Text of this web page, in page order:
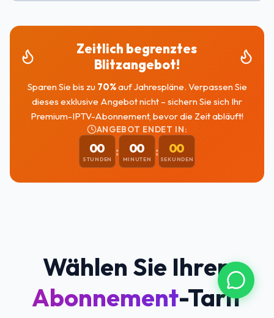
Zeitlich begrenztes
Blitzangebot!
Sparen Sie bis zu 70%auf Jahrespläne. Verpassen Sie
dieses exklusive Angebot nicht – sichern Sie sich Ihr
Premium-IPTV-Abonnement, bevor die Zeit abläuft!
ANGEBOT ENDET IN:
00
STUNDEN
: 00
MINUTEN
: 00
SEKUNDEN
Wählen Sie Ihren
Abonnement-Tarif